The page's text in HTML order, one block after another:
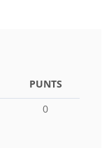
PUNTS
0